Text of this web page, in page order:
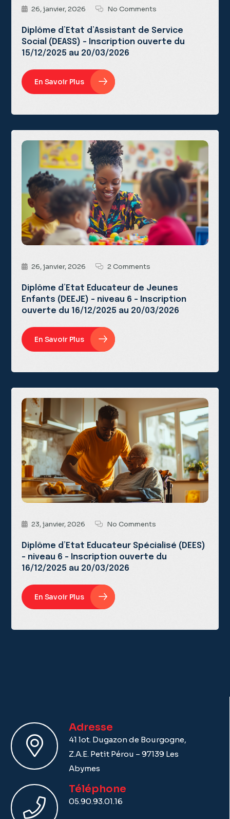
26, janvier, 2026 No Comments
Diplôme d’Etat d’Assistant de Service
Social (DEASS) – Inscription ouverte du
15/12/2025 au 20/03/2026
En Savoir Plus
26, janvier, 2026 2 Comments
Diplôme d’Etat Educateur de Jeunes
Enfants (DEEJE) – niveau 6 – Inscription
ouverte du 16/12/2025 au 20/03/2026
En Savoir Plus
23, janvier, 2026 No Comments
Diplôme d’Etat Educateur Spécialisé (DEES)
– niveau 6 – Inscription ouverte du
16/12/2025 au 20/03/2026
En Savoir Plus
Adresse
41 lot. Dugazon de Bourgogne,
Z.A.E. Petit Pérou – 97139 Les
Abymes
Téléphone
05.90.93.01.16